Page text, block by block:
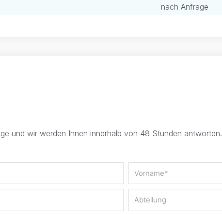
nach Anfrage
und wir werden Ihnen innerhalb von 48 Stunden antworten.